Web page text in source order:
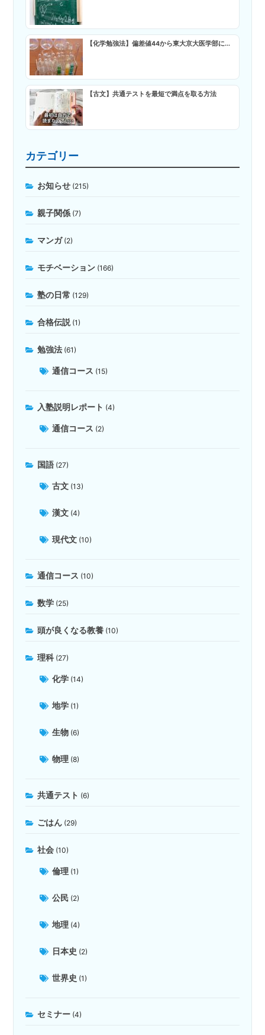
【化学勉強法】偏差値44から東大京大医学部に...
【古文】共通テストを最短で満点を取る方法
カテゴリー
お知らせ (215)
親子関係 (7)
マンガ(2)
モチベーション (166)
塾の日常 (129)
合格伝説(1)
勉強法 (61)
通信コース (15)
入塾説明レポート (4)
通信コース (2)
国語 (27)
古文 (13)
漢文 (4)
現代文 (10)
通信コース (10)
数学 (25)
頭が良くなる教養 (10)
理科 (27)
化学 (14)
地学 (1)
生物 (6)
物理 (8)
共通テスト (6)
ごはん (29)
社会 (10)
倫理 (1)
公民 (2)
地理 (4)
日本史 (2)
世界史 (1)
セミナー (4)